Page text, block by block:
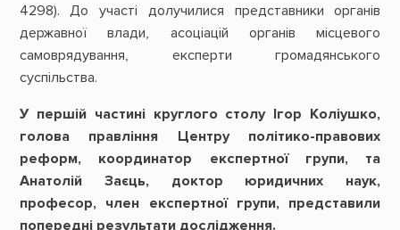
4298). До участі долучилися представники органів
державної влади, асоціацій органів місцевого
самоврядування, експерти громадянського
суспільства.
У першій частині круглого столу Ігор Коліушко,
голова правління Центру політико-правових
реформ, координатор експертної групи, та
Анатолій Заєць, доктор юридичних наук,
професор, член експертної групи, представили
попередні результати дослідження.